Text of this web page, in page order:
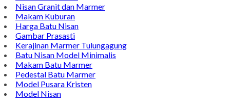
Nisan Granit dan Marmer
Makam Kuburan
Harga Batu Nisan
Gambar Prasasti
Kerajinan Marmer Tulungagung
Batu Nisan Model Minimalis
Makam Batu Marmer
Pedestal Batu Marmer
Model Pusara Kristen
Model Nisan